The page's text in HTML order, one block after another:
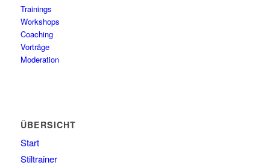
Trainings
Workshops
Coaching
Vorträge
Moderation
ÜBERSICHT
Start
Stiltrainer